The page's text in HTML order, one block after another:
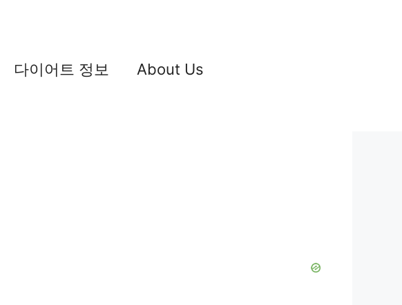
다이어트 정보 About Us